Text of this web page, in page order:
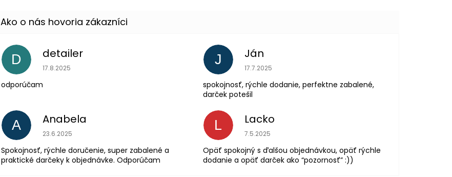
D detailer
Hodnotenie obchodu je 5 z 5 hviezdičiek.
17.8.2025
odporúčam
J Ján
Hodnotenie obchodu je 5 z 5 hviezdičiek.
17.7.2025
spokojnosť, rýchle dodanie, perfektne zabalené,
darček potešil
A Anabela
Hodnotenie obchodu je 5 z 5 hviezdičiek.
23.6.2025
Spokojnosť, rýchle doručenie, super zabalené a
praktické darčeky k objednávke. Odporúčam
L Lacko
Hodnotenie obchodu je 5 z 5 hviezdičiek.
7.5.2025
Opäť spokojný s ďalšou objednávkou, opäť rýchle
dodanie a opäť darček ako “pozornosť” :))